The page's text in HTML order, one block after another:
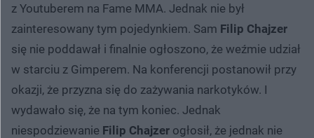
z Youtuberem na Fame MMA. Jednak nie był
zainteresowany tym pojedynkiem. Sam Filip Chajzer
się nie poddawał i finalnie ogłoszono, że weźmie udział
w starciu z Gimperem. Na konferencji postanowił przy
okazji, że przyzna się do zażywania narkotyków. I
wydawało się, że na tym koniec. Jednak
niespodziewanie Filip Chajzer ogłosił, że jednak nie